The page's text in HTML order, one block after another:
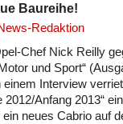
Baureihe!
Redaktion
Chef Nick Reilly
und Sport“
einem Interview
2012/Anfang 2013“
neues Cabrio auf